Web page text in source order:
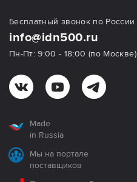
Бесплатный звонок по России
info@idn500.ru
Пн-Пт: 9:00 - 18:00 (по Москве)
Made
in Russia
Мы на портале
поставщиков